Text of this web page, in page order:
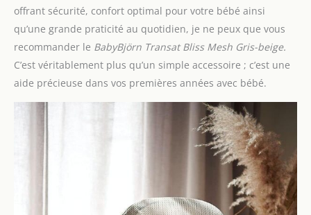
offrant sécurité, confort optimal pour votre bébé ainsi
qu’une grande praticité au quotidien, je ne peux que vous
recommander le BabyBjörn Transat Bliss Mesh Gris-beige.
C’est véritablement plus qu’un simple accessoire ; c’est une
aide précieuse dans vos premières années avec bébé.